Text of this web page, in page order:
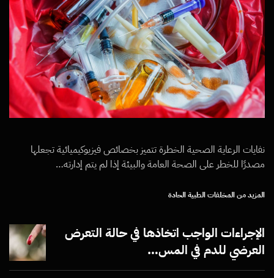
نفايات الرعاية الصحية الخطرة تتميز بخصائص فيزيوكيميائية تجعلها
مصدرًا للخطر على الصحة العامة والبيئة إذا لم يتم إدارته…
المزيد من المخلفات الطبية الحادة
الإجراءات الواجب اتخاذها في حالة التعرض
العرضي للدم في المس…